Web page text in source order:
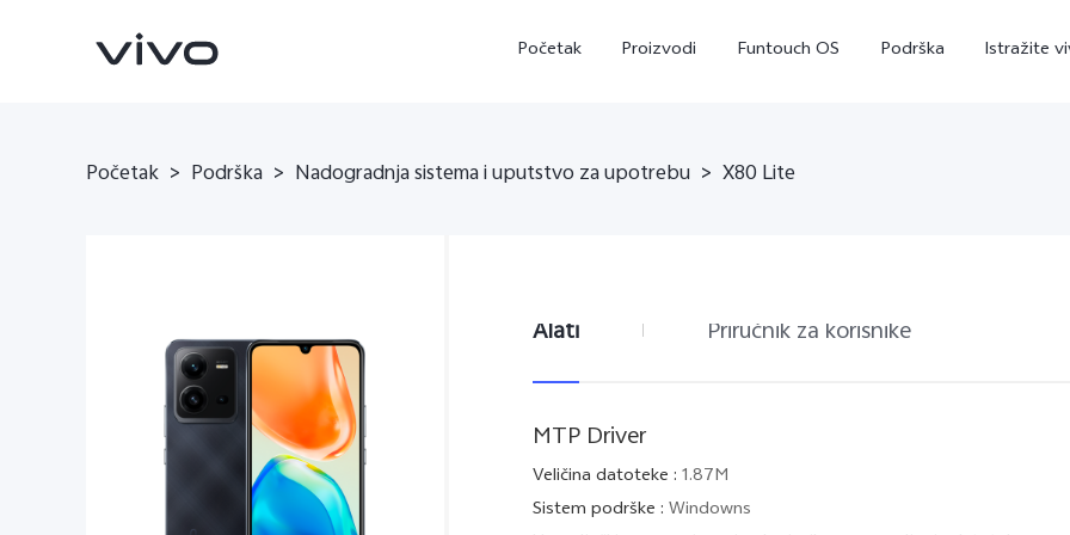
Početak Proizvodi Funtouch OS Podrška Istražite
X90 Pro
Početak > Podrška > Nadogradnja sistema i uputstvo za upotrebu > X80 Lite
Alati Priručnik za korisnike
MTP Driver
Veličina datoteke : 1.87M
Sistem podrške : Windowns